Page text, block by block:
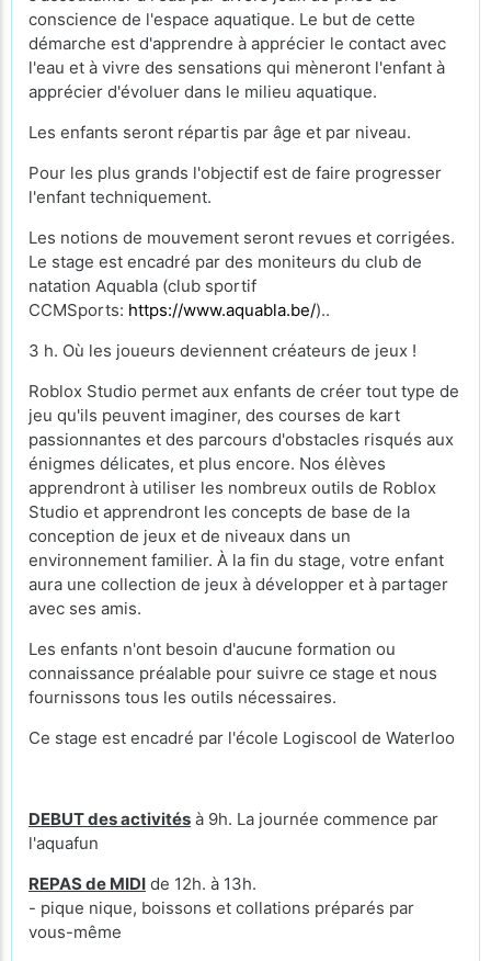
conscience de l'espace aquatique. Le but de cette
démarche est d'apprendre à apprécier le contact avec
l'eau et à vivre des sensations qui mèneront l'enfant à
apprécier d'évoluer dans le milieu aquatique.
Les enfants seront répartis par âge et par niveau.
Pour les plus grands l'objectif est de faire progresser
l'enfant techniquement.
Les notions de mouvement seront revues et corrigées.
Le stage est encadré par des moniteurs du club de
natation Aquabla (club sportif
CCMSports: https://www.aquabla.be/)..
3 h. Où les joueurs deviennent créateurs de jeux !
Roblox Studio permet aux enfants de créer tout type de
jeu qu'ils peuvent imaginer, des courses de kart
passionnantes et des parcours d'obstacles risqués aux
énigmes délicates, et plus encore. Nos élèves
apprendront à utiliser les nombreux outils de Roblox
Studio et apprendront les concepts de base de la
conception de jeux et de niveaux dans un
environnement familier. À la fin du stage, votre enfant
aura une collection de jeux à développer et à partager
avec ses amis.
Les enfants n'ont besoin d'aucune formation ou
connaissance préalable pour suivre ce stage et nous
fournissons tous les outils nécessaires.
Ce stage est encadré par l'école Logiscool de Waterloo
DEBUT des activités à 9h. La journée commence par
l'aquafun
REPAS de MIDI de 12h. à 13h.
- pique nique, boissons et collations préparés par
vous-même